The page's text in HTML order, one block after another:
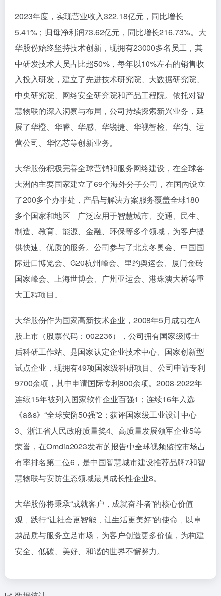
2023年度，实现营业收入322.18亿元，同比增长
5.41%；归母净利润73.62亿元，同比增长216.73%。大
华股份始终坚持技术创新，现拥有23000多名员工，其
中研发技术人员占比超50%，每年以10%左右的销售收
入投入研发，建立了先进技术研究院、大数据研究院、
中央研究院、网络安全研究院和产品工程院。依托对智
慧物联的深入洞察与布局，公司持续探索新兴业务，延
展了华橙、华睿、华感、华锐捷、华视智检、华消、运
营公司、华忆芯等创新业务。
大华股份积极完善全球营销和服务网络建设，在全球各
大洲的主要国家建立了69个海外分子公司，在国内设立
了200多个办事处，产品与解决方案服务覆盖全球180
多个国家和地区，广泛应用于智慧城市、交通、民生、
制造、教育、能源、金融、环保等多个领域，为客户提
供快速、优质的服务。公司参与了北京冬奥会、中国国
际进口博览会、G20杭州峰会、里约奥运会、厦门金砖
国家峰会、上海世博会、广州亚运会、港珠澳大桥等重
大工程项目。
大华股份作为国家高新技术企业，2008年5月成功在A
股上市（股票代码：002236），公司拥有国家级博士
后科研工作站、是国家认定企业技术中心、国家创新型
试点企业，现拥有49项国家级科研项目。公司申请专利
9700余项，其中申请国际专利800余项。2008-2022年
连续15年被列入国家软件企业百强1；连续16年入选
《a&s》“全球安防50强”2；获评国家级工业设计中心
3、浙江省人民政府质量奖4、高质量发展领军企业5等
荣誉，在Omdia2023发布的报告中全球视频监控市场占
有率排名第二位6，是中国智慧城市建设推荐品牌7和智
慧物联与安防生态领域最具成长性企业8。
大华股份将秉承“成就客户，成就奋斗者”的核心价值
观，践行“让社会更智能，让生活更美好”的使命，以卓
越品质与服务立足市场，为客户创造更多价值，为构建
安全、低碳、美好、和谐的世界不懈努力。